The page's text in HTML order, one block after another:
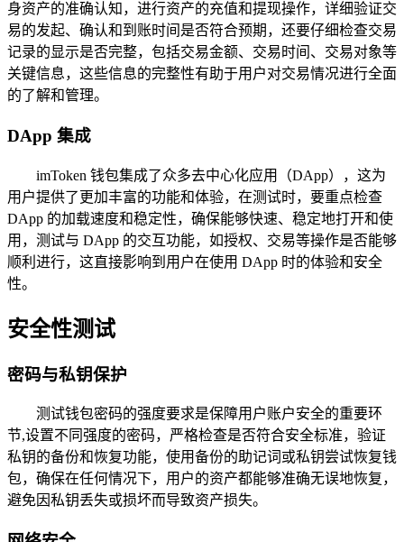
身资产的准确认知，进行资产的充值和提现操作，详细验证交
易的发起、确认和到账时间是否符合预期，还要仔细检查交易
记录的显示是否完整，包括交易金额、交易时间、交易对象等
关键信息，这些信息的完整性有助于用户对交易情况进行全面
的了解和管理。
DApp 集成
imToken 钱包集成了众多去中心化应用（DApp），这为
用户提供了更加丰富的功能和体验，在测试时，要重点检查
DApp 的加载速度和稳定性，确保能够快速、稳定地打开和使
用，测试与 DApp 的交互功能，如授权、交易等操作是否能够
顺利进行，这直接影响到用户在使用 DApp 时的体验和安全
性。
安全性测试
密码与私钥保护
测试钱包密码的强度要求是保障用户账户安全的重要环
节,设置不同强度的密码，严格检查是否符合安全标准，验证
私钥的备份和恢复功能，使用备份的助记词或私钥尝试恢复钱
包，确保在任何情况下，用户的资产都能够准确无误地恢复，
避免因私钥丢失或损坏而导致资产损失。